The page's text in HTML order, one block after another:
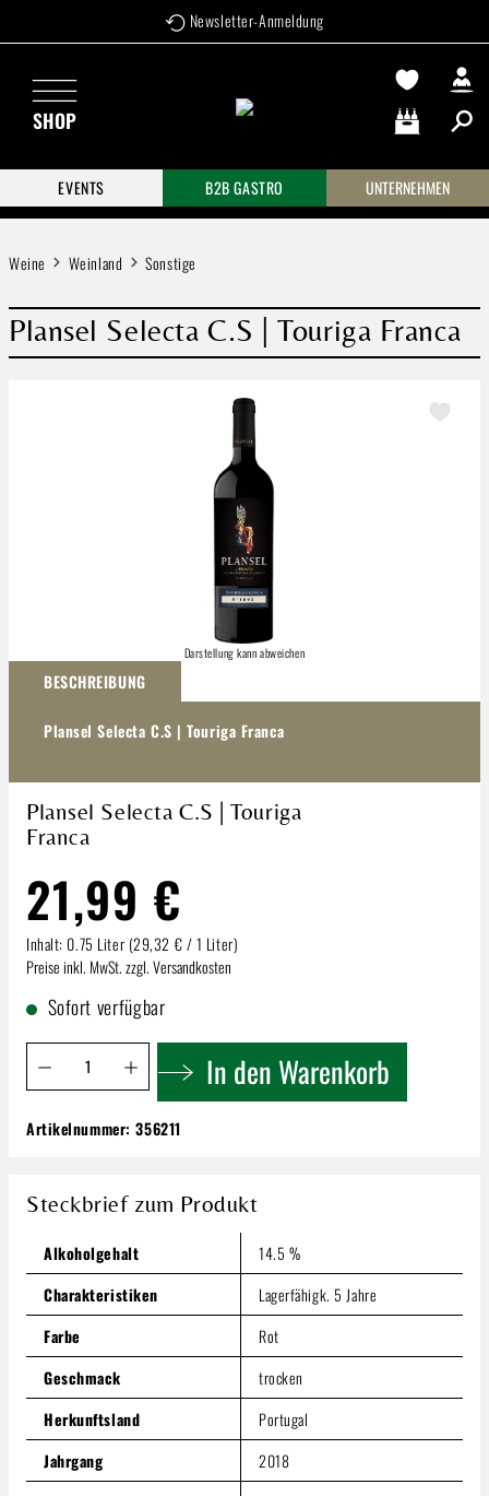
Zum Hauptinhalt springen Newsletter-Anmeldung
SHOP
Warenkorb
EVENTS
B2B GASTRO UNTERNEHMEN
Weine Weinland Sonstige
Plansel Selecta C.S | Touriga Franca
Darstellung kann abweichen
BESCHREIBUNG
Plansel Selecta C.S | Touriga Franca
Plansel Selecta C.S | Touriga
Franca
21,99 €
Inhalt: 0.75 Liter (29,32 € / 1 Liter)
Preise inkl. MwSt. zzgl. Versandkosten
Sofort verfügbar
Produkt Anzahl: Gib den gewünschten Wert ein oder
In den Warenkorb
Plansel Selecta C.S | Touriga Franca
Inhalt:0.75 Liter(29,32 € / 1 Liter)
Produkt Anzahl: Gib den gewünschten Wert ein oder
In den Warenkorb
Artikelnummer:356211
Steckbrief zum Produkt
Alkoholgehalt
14.5 %
Charakteristiken
Lagerfähigk. 5 Jahre
Farbe
Rot
Geschmack
trocken
Herkunftsland
Portugal
Jahrgang
2018